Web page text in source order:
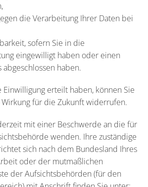
die Verarbeitung Ihrer Daten bei
sofern Sie in die
eingewilligt haben oder einen
abgeschlossen haben.
Einwilligung erteilt haben, können Sie
für die Zukunft widerrufen.
mit einer Beschwerde an die für
wenden. Ihre zuständige
sich nach dem Bundesland Ihres
oder der mutmaßlichen
der Aufsichtsbehörden (für den